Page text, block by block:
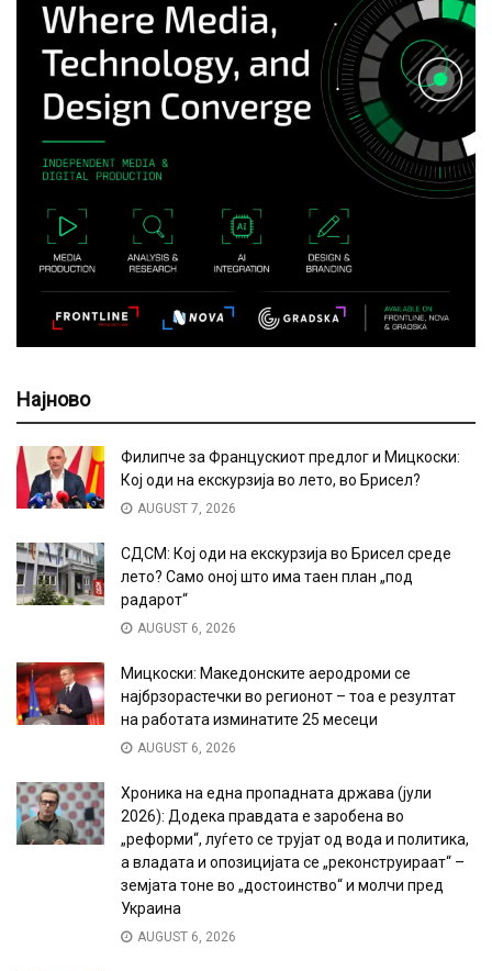
Најново
Филипче за Францускиот предлог и Мицкоски:
Кој оди на екскурзија во лето, во Брисел?
AUGUST 7, 2026
СДСМ: Кој оди на екскурзија во Брисел среде
лето? Само оној што има таен план „под
радарот“
AUGUST 6, 2026
Мицкоски: Македонските аеродроми се
најбрзорастечки во регионот – тоа е резултат
на работата изминатите 25 месеци
AUGUST 6, 2026
Хроника на една пропадната држава (јули
2026): Додека правдата е заробена во
„реформи“, луѓето се трујат од вода и политика,
а владата и опозицијата се „реконструираат“ –
земјата тоне во „достоинство“ и молчи пред
Украина
AUGUST 6, 2026